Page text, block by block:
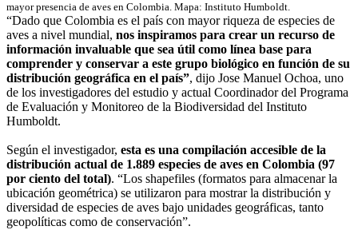
mayor presencia de aves en Colombia. Mapa: Instituto Humboldt.
“Dado que Colombia es el país con mayor riqueza de especies de
aves a nivel mundial, nos inspiramos para crear un recurso de
información invaluable que sea útil como línea base para
comprender y conservar a este grupo biológico en función de su
distribución geográfica en el país”, dijo Jose Manuel Ochoa, uno
de los investigadores del estudio y actual Coordinador del Programa
de Evaluación y Monitoreo de la Biodiversidad del Instituto
Humboldt.
Según el investigador, esta es una compilación accesible de la
distribución actual de 1.889 especies de aves en Colombia (97
por ciento del total). “Los shapefiles (formatos para almacenar la
ubicación geométrica) se utilizaron para mostrar la distribución y
diversidad de especies de aves bajo unidades geográficas, tanto
geopolíticas como de conservación”.